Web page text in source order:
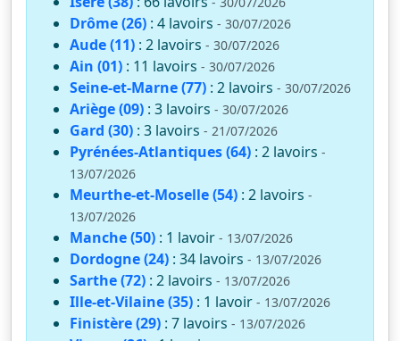
Drôme (26) : 4 lavoirs - 30/07/2026
Aude (11) : 2 lavoirs - 30/07/2026
Ain (01) : 11 lavoirs - 30/07/2026
Seine-et-Marne (77) : 2 lavoirs - 30/07/2026
Ariège (09) : 3 lavoirs - 30/07/2026
Gard (30) : 3 lavoirs - 21/07/2026
Pyrénées-Atlantiques (64) : 2 lavoirs -
13/07/2026
Meurthe-et-Moselle (54) : 2 lavoirs -
13/07/2026
Manche (50) : 1 lavoir - 13/07/2026
Dordogne (24) : 34 lavoirs - 13/07/2026
Sarthe (72) : 2 lavoirs - 13/07/2026
Ille-et-Vilaine (35) : 1 lavoir - 13/07/2026
Finistère (29) : 7 lavoirs - 13/07/2026